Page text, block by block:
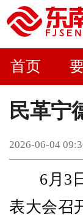
首页
民革宁
2026-06-04
6月3
表大会召